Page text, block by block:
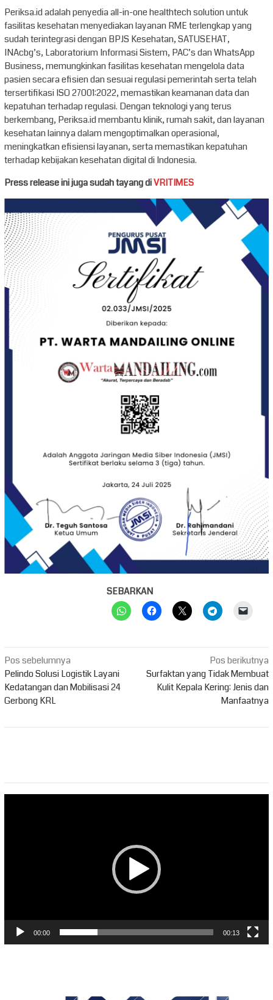
Periksa.id adalah penyedia all-in-one healthtech solution untuk
fasilitas kesehatan menyediakan layanan RME terlengkap yang
sudah terintegrasi dengan BPJS Kesehatan, SATUSEHAT,
INAcbg’s, Laboratorium Informasi Sistem, PAC’s dan WhatsApp
Business, memungkinkan fasilitas kesehatan mengelola data
pasien secara efisien dan sesuai regulasi pemerintah serta telah
tersertifikasi ISO 27001:2022, memastikan keamanan data dan
kepatuhan terhadap regulasi. Dengan teknologi yang terus
berkembang, Periksa.id membantu klinik, rumah sakit, dan layanan
kesehatan lainnya dalam mengoptimalkan operasional,
meningkatkan efisiensi layanan, serta memastikan kepatuhan
terhadap kebijakan kesehatan digital di Indonesia.
Press release ini juga sudah tayang diVRITIMES
SEBARKAN
Navigasi
pos
Pos sebelumnya
Pelindo Solusi Logistik Layani
Kedatangan dan Mobilisasi 24
Gerbong KRL
Pos berikutnya
Surfaktan yang Tidak Membuat
Kulit Kepala Kering: Jenis dan
Manfaatnya
00:00 00:13